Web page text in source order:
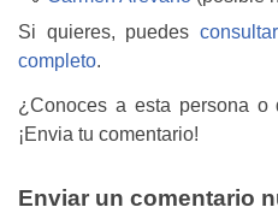
Si quieres, puedes
completo.
¿Conoces a esta persona
¡Envia tu comentario!
Enviar un comentario